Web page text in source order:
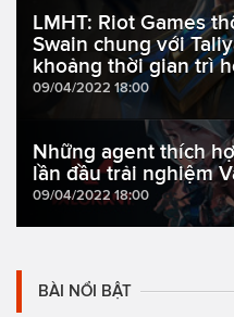
LMHT: Riot Games
Swain chung với
khoảng thời gian trì
09/04/2022 18:00
Những agent thích
lần đầu trải nghiệm
09/04/2022 18:00
BÀI NỔI BẬT